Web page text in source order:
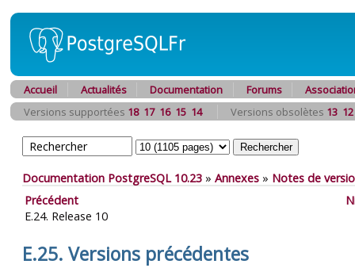
Accueil Actualités Documentation Forums
Versions supportées 18 17 16 15 14 Versions obsolètes 13 12
Documentation PostgreSQL 10.23 » Annexes » Notes de
Précédent
E.24. Release 10
E.25. Versions précédentes